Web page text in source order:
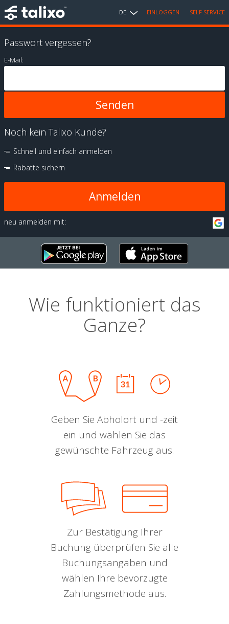
DE EINLOGGEN SELF SERVICE
Passwort vergessen?
E-Mail:
Noch kein Talixo Kunde?
Schnell und einfach anmelden
Rabatte sichern
Anmelden
neu anmelden mit:
Wie funktioniert das
Ganze?
Geben Sie Abholort und -zeit
ein und wählen Sie das
gewünschte Fahrzeug aus.
Zur Bestätigung Ihrer
Buchung überprüfen Sie alle
Buchungsangaben und
wählen Ihre bevorzugte
Zahlungsmethode aus.